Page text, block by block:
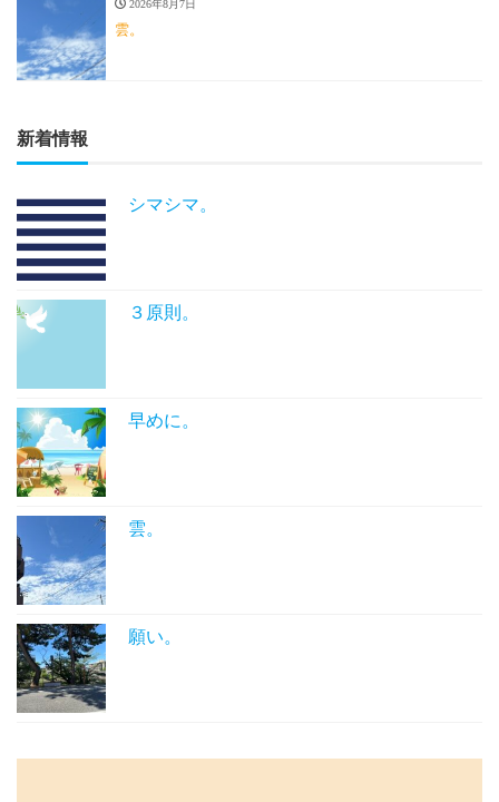
2026年8月7日
雲。
新着情報
シマシマ。
３原則。
早めに。
雲。
願い。